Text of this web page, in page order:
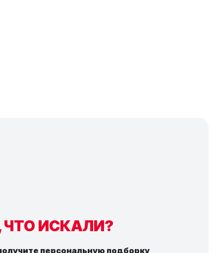
ИСКАЛИ?
персональную подборку